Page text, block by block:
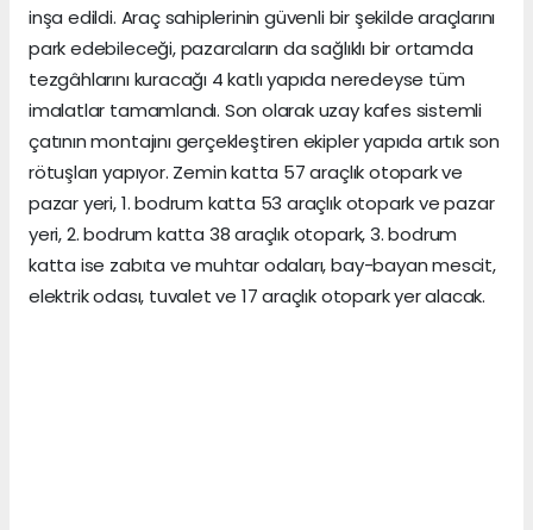
inşa edildi. Araç sahiplerinin güvenli bir şekilde araçlarını
park edebileceği, pazarcıların da sağlıklı bir ortamda
tezgâhlarını kuracağı 4 katlı yapıda neredeyse tüm
imalatlar tamamlandı. Son olarak uzay kafes sistemli
çatının montajını gerçekleştiren ekipler yapıda artık son
rötuşları yapıyor. Zemin katta 57 araçlık otopark ve
pazar yeri, 1. bodrum katta 53 araçlık otopark ve pazar
yeri, 2. bodrum katta 38 araçlık otopark, 3. bodrum
katta ise zabıta ve muhtar odaları, bay-bayan mescit,
elektrik odası, tuvalet ve 17 araçlık otopark yer alacak.